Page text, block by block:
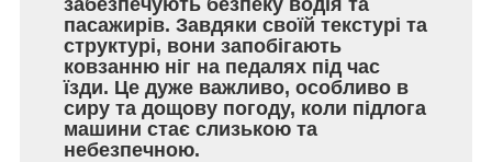
пасажирів. Завдяки своїй текстурі та
структурі, вони запобігають
ковзанню ніг на педалях під час
їзди. Це дуже важливо, особливо в
сиру та дощову погоду, коли підлога
машини стає слизькою та
небезпечною.